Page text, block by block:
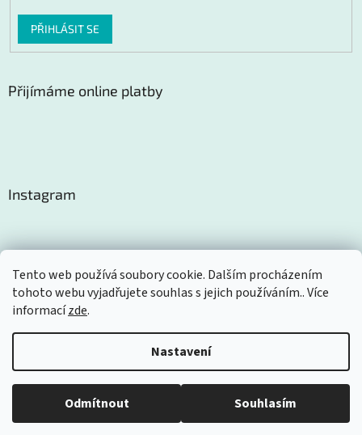
Tento web používá soubory cookie. Dalším procházením
tohoto webu vyjadřujete souhlas s jejich používáním.. Více
informacízde.
Nastavení
Odmítnout Souhlasím
PŘIHLÁSIT SE
Přijímáme online platby
Instagram
Sledovat na Instagramu
Vytvořil Shoptet
Copyright 2026 . Všechna práva vyhrazena.